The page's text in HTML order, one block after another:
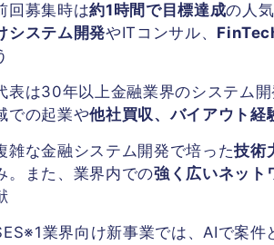
回募集時は約1時間で目標達成の人
システム開発やITコンサル、
表は30年以上金融業界のシステム
での起業や他社買収、バイアウト経
雑な金融システム開発で培った技術
。また、業界内での強く広いネット
※1業界向け新事業では、AIで案件